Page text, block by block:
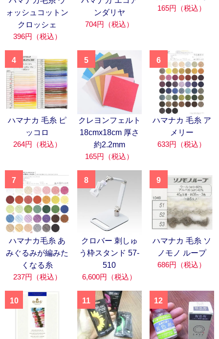
ォッシュコットン
クロッシェ
396円（税込）
ンダリヤ
704円（税込）
165円（税込）
4
ハマナカ 毛糸 ピ
ッコロ
264円（税込）
5
クレヨンフェルト
18cmx18cm 厚さ
約2.2mm
165円（税込）
6
ハマナカ 毛糸 ア
メリー
633円（税込）
7
ハマナカ毛糸 あ
みぐるみが編みた
くなる糸
237円（税込）
8
クロバー 刺しゅ
う枠スタンド 57-
510
6,600円（税込）
9
ハマナカ 毛糸 ソ
ノモノ ループ
686円（税込）
10 11 12